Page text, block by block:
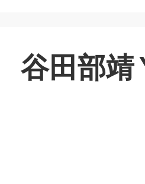
田部靖